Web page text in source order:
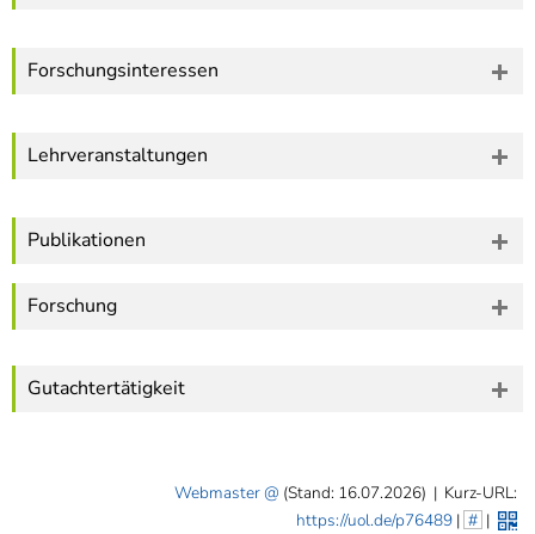
Forschungsinteressen
Lehrveranstaltungen
Publikationen
Forschung
Gutachtertätigkeit
Webmaster (Stand: 16.07.2026) | Kurz-URL:
https://uol.de/p76489| # |